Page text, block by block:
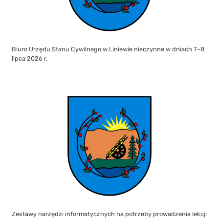
Biuro Urzędu Stanu Cywilnego w Liniewie nieczynne w dniach 7–8
lipca 2026 r.
Zestawy narzędzi informatycznych na potrzeby prowadzenia lekcji